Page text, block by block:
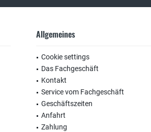
Allgemeines
Cookie settings
Das Fachgeschäft
Kontakt
Service vom Fachgeschäft
Geschäftszeiten
Anfahrt
Zahlung